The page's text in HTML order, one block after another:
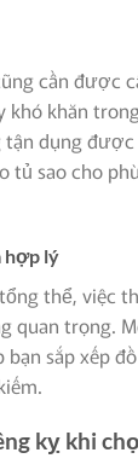
cần được
khó khăn
dụng
tủ sao cho
hợp lý
thể, việc
quan trọng.
sắp xếp
kỵ khi